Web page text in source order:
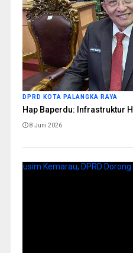
DPRD KOTA PALANGKA RAYA
Hap Baperdu: Infrastruktur
8 Juni 2026